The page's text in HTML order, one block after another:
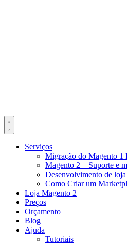
Serviços
Migração do Magento 1
Magento 2 – Suporte e
Desenvolvimento de
Como Criar um
Loja Magento 2
Preços
Orçamento
Blog
Ajuda
Tutoriais